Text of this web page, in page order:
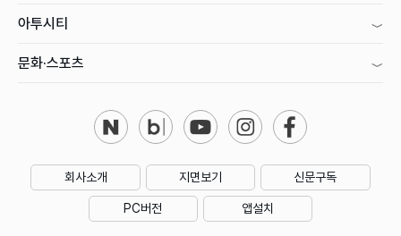
아투시티
문화·스포츠
회사소개 지면보기 신문구독
PC버전 앱설치